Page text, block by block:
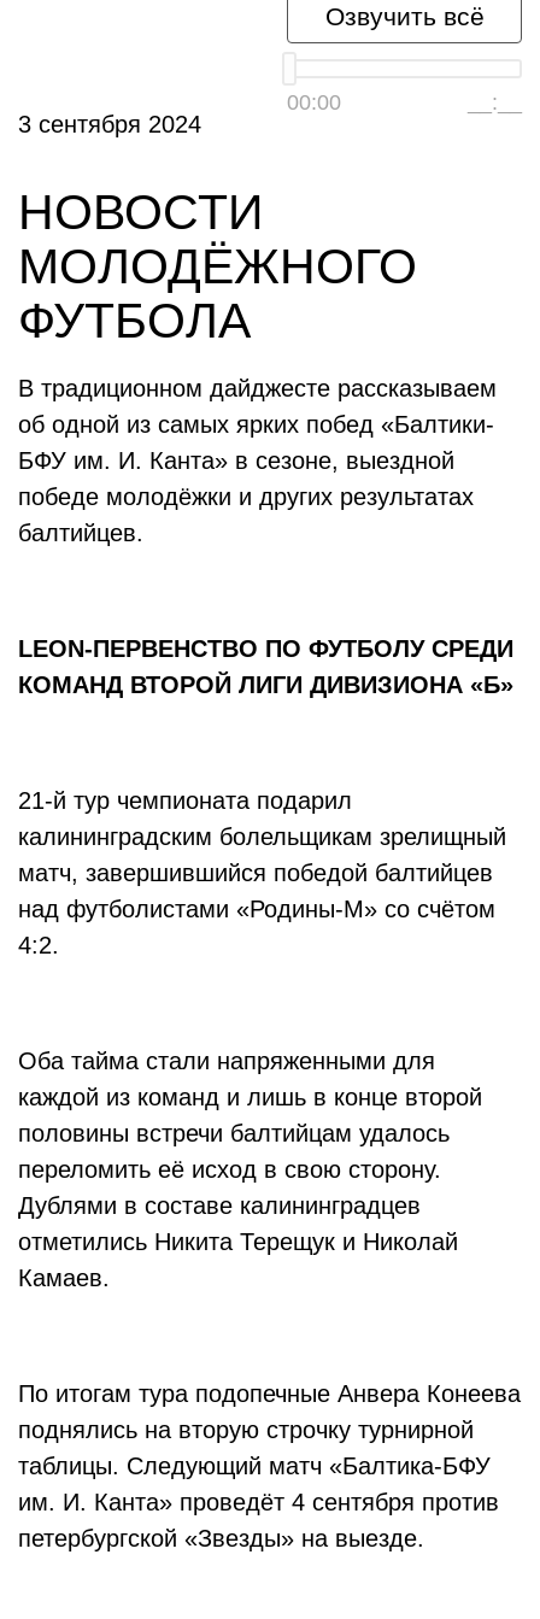
Озвучить всё
00:00 __:__
3 сентября 2024
НОВОСТИ
МОЛОДЁЖНОГО
ФУТБОЛА
В традиционном дайджесте рассказываем
об одной из самых ярких побед «Балтики-
БФУ им. И. Канта» в сезоне, выездной
победе молодёжки и других результатах
балтийцев.
LEON-ПЕРВЕНСТВО ПО ФУТБОЛУ СРЕДИ
КОМАНД ВТОРОЙ ЛИГИ ДИВИЗИОНА «Б»
21-й тур чемпионата подарил
калининградским болельщикам зрелищный
матч, завершившийся победой балтийцев
над футболистами «Родины-М» со счётом
4:2.
Оба тайма стали напряженными для
каждой из команд и лишь в конце второй
половины встречи балтийцам удалось
переломить её исход в свою сторону.
Дублями в составе калининградцев
отметились Никита Терещук и Николай
Камаев.
По итогам тура подопечные Анвера Конеева
поднялись на вторую строчку турнирной
таблицы. Следующий матч «Балтика-БФУ
им. И. Канта» проведёт 4 сентября против
петербургской «Звезды» на выезде.